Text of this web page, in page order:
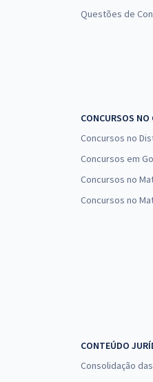
Questões de
CONCURSOS
Concursos no
Concursos em
Concursos no
Concursos no
CONTEÚDO
Consolidação